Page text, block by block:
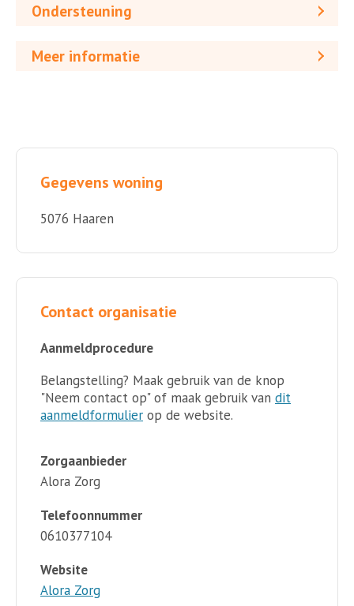
Ondersteuning
Meer informatie
Gegevens woning
5076 Haaren
Contact organisatie
Aanmeldprocedure
Belangstelling? Maak gebruik van de knop
"Neem contact op" of maak gebruik van dit
aanmeldformulier op de website.
Zorgaanbieder
Alora Zorg
Telefoonnummer
0610377104
Website
Alora Zorg